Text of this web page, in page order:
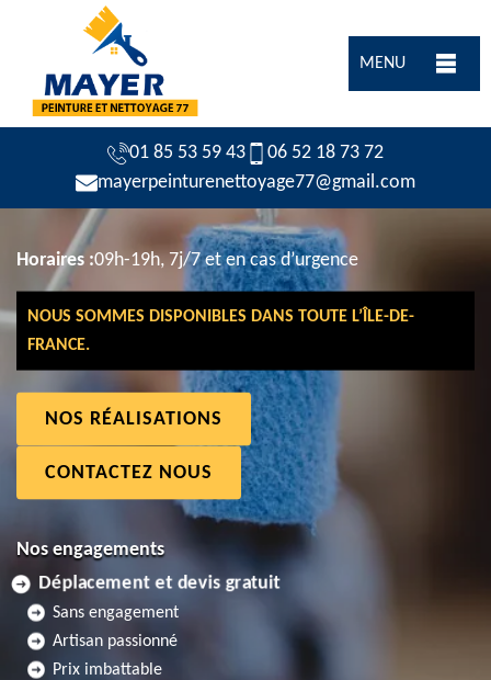
MENU
01 85 53 59 43
06 52 18 73 72
mayerpeinturenettoyage77@gmail.com
Horaires :09h-19h, 7j/7 et en cas d’urgence
NOUS SOMMES DISPONIBLES DANS TOUTE L’ÎLE-DE-
FRANCE.
NOS RÉALISATIONS
CONTACTEZ NOUS
Nos engagements
Déplacement et devis gratuit
Sans engagement
Artisan passionné
Prix imbattable